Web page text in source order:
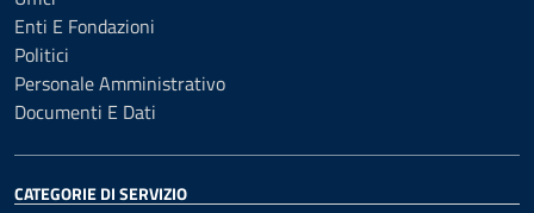
Enti E Fondazioni
Politici
Personale Amministrativo
Documenti E Dati
CATEGORIE DI SERVIZIO